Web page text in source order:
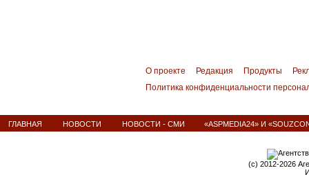
О проекте Редакция Продукты
Политика конфиденциальности
ГЛАВНАЯ НОВОСТИ НОВОСТИ - СМИ «ASPMEDIA24» И
(c) 2012-2026